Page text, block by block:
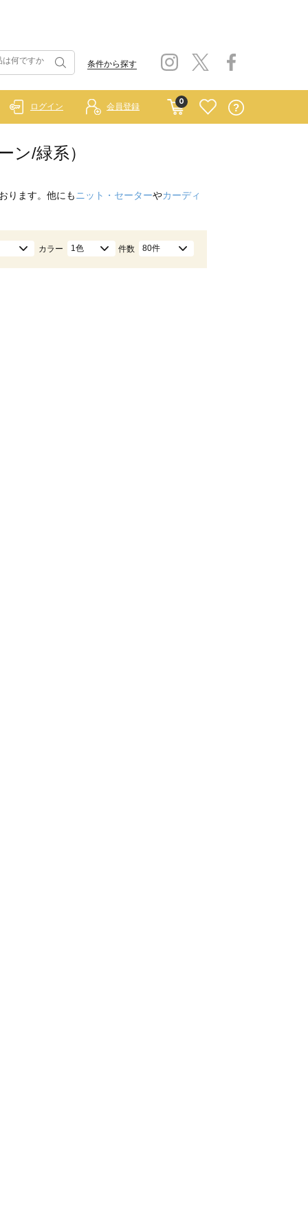
条件から探す
0
ログイン 会員登録
ン/緑系）
ります。他にも ニット・セーターやカーディ
カラー 1色 件数 80件